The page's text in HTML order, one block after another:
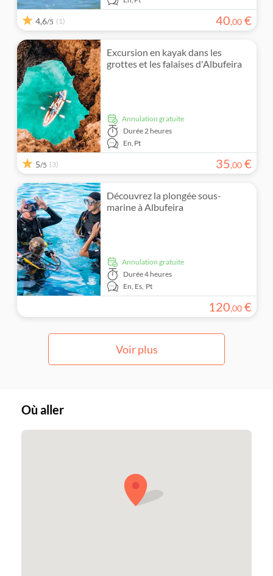
4,6/5 (1) 40,00 €
Excursion en kayak dans les
grottes et les falaises d'Albufeira
Annulation gratuite
Durée2 heures
En,Pt
5/5 (3) 35,00 €
Découvrez la plongée sous-
marine à Albufeira
Annulation gratuite
Durée4 heures
En, Es, Pt
120,00 €
Voir plus
Où aller